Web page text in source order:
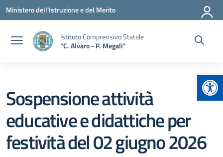
Vai ai contenuti
Vai al menu di navigazione
Vai al footer
Ministero dell'Istruzione e del Merito
Istituto Comprensivo Statale
"C. Alvaro - P. Megali"
Sospensione attività
educative e didattiche per
festività del 02 giugno 2026